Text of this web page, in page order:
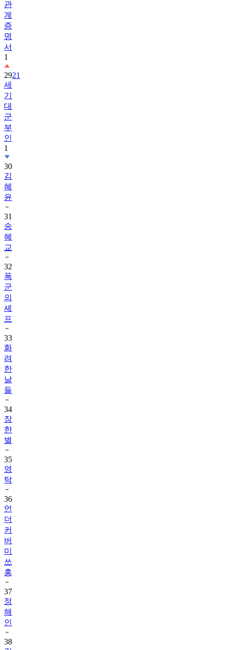
관
계
증
명
서
1
2921
세
기
대
군
부
인
1
30
김
혜
윤
31
송
혜
교
32
폭
군
의
셰
프
33
화
려
한
날
들
34
장
한
별
35
영
탁
36
언
더
커
버
미
쓰
홍
37
정
해
인
38